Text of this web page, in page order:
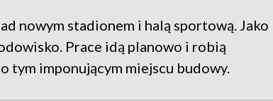
nowym stadionem i halą sportową. Jako
Prace idą planowo i robią
tym imponującym miejscu budowy.